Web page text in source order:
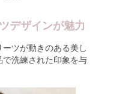
デザインが魅力
ツが動きのある美し
洗練された印象を与